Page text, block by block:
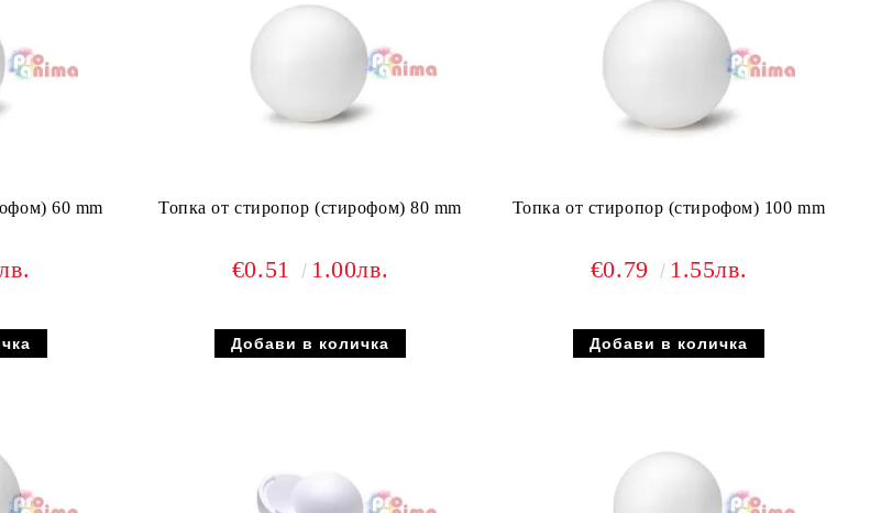
60 mm Топка от стиропор (стирофом) 80 mm
€0.51 1.00лв.
Топка от стиропор (стирофом) 100 mm
€0.79 1.55лв.